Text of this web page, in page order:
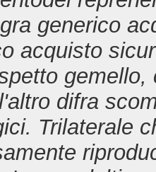
generico
acquisto
difra
Trilaterale